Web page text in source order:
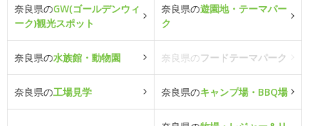
奈良県のGW(ゴールデンウィ
ーク)観光スポット
奈良県の遊園地・テーマパー
ク
奈良県の水族館・動物園 奈良県のフードテーマパーク
奈良県の工場見学 奈良県のキャンプ場・BBQ場